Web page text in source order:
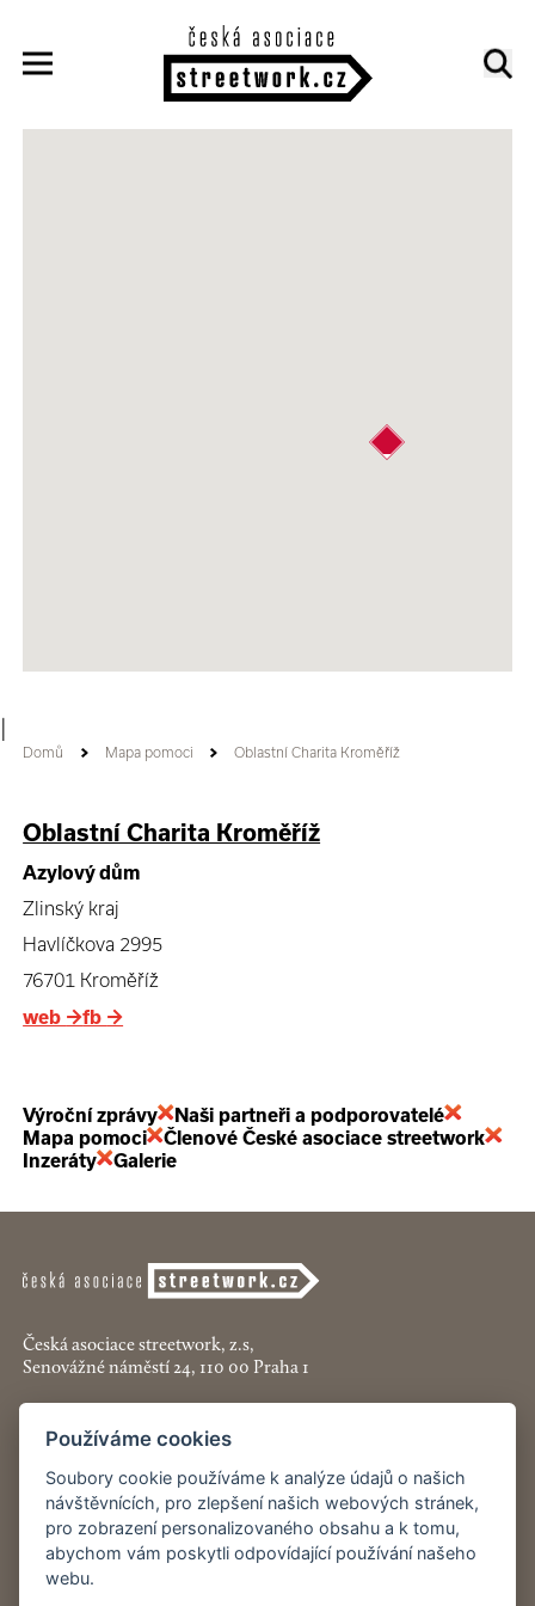
Domů Mapa pomoci Oblastní Charita Kroměříž
Oblastní Charita Kroměříž
Azylový dům
Zlinský kraj
Havlíčkova 2995
76701 Kroměříž
web →fb →
Výroční zprávy
Naši partneři a podporovatelé
Mapa pomoci
Členové České asociace streetwork
Inzeráty
Galerie
Česká asociace streetwork, z.s,
Senovážné náměstí 24, 110 00 Praha 1
+420 774 913 777
asociace@streetwork.cz
Nastavení cookies
Restartshop.cz
Používáme cookies
Soubory cookie používáme k analýze údajů o našich
návštěvnících, pro zlepšení našich webových stránek,
pro zobrazení personalizovaného obsahu a k tomu,
abychom vám poskytli odpovídající používání našeho
webu.